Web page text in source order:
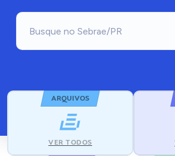
ARQUIVOS
VER TODOS